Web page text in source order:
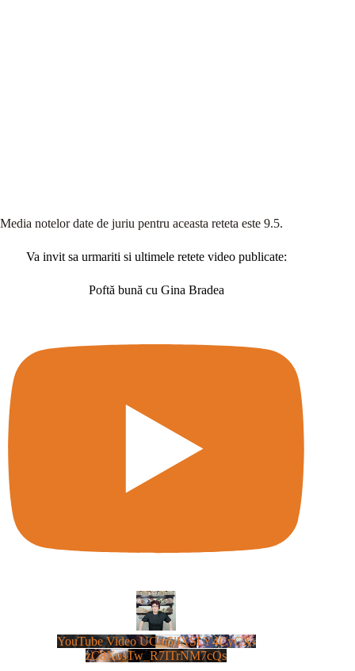
Media notelor date de juriu pentru aceasta reteta este 9.5.
Va invit sa urmariti si ultimele retete video publicate:
Poftă bună cu Gina Bradea
YouTube Video UCm5llXSLY4CyCX-
zC8XosTw_R7ITrNM7cQs